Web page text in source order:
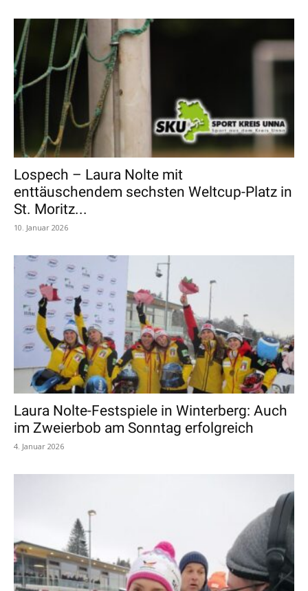
Lospech – Laura Nolte mit
enttäuschendem sechsten Weltcup-Platz in
St. Moritz...
10. Januar 2026
Laura Nolte-Festspiele in Winterberg: Auch
im Zweierbob am Sonntag erfolgreich
4. Januar 2026